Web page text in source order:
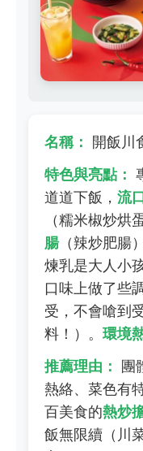
名稱：
開飯川
特色與亮點：
道道下飯， 流
（糯米椒炒烘
腸（辣炒肥腸
煉乳是大人小
口味上做了些
受，不會嗆到
料！）。 環境
推薦理由：
團
熱絡、菜色有
百美食的熱炒
飯無限續（川